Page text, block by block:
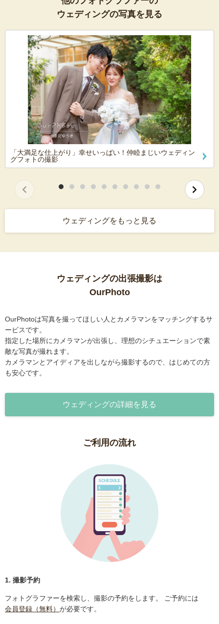
ウェディングの写真を見る
「大満足な仕上がり」幸せいっぱい！仲睦まじいウェディン
グフォトの撮影
ウェディングをもっと見る
ウェディングの出張撮影は
OurPhoto
OurPhotoは写真を撮ってほしい人とカメラマンをマッチングするサ
ービスです。
指定した場所にカメラマンが出張し、理想のシチュエーションで素
敵な写真が撮れます。
カメラマンとアイディアを出しながら撮影するので、はじめての方
も安心です。
ウェディングの詳細を見る
ご利用の流れ
1. 撮影予約
フォトグラファーを検索し、撮影の予約をします。 ご予約には
会員登録（無料） が必要です。